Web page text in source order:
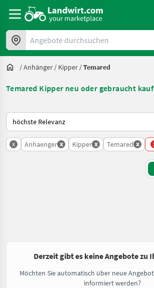
Angebote durchsuchen
/Anhänger / Kipper /Temared
Temared Kipper neu oder gebraucht
So wird auf Landwirt.com sortiert
x Anhaenger x Kipper x Temared x
Derzeit gibt es keine Angebote zu
Möchten Sie automatisch über neue
informiert werden?